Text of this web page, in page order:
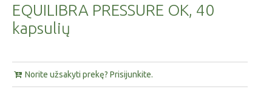
EQUILIBRA PRESSURE OK, 40
kapsulių
Norite užsakyti prekę? Prisijunkite.